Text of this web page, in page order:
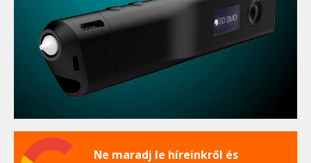
Ne maradj le híreinkről és